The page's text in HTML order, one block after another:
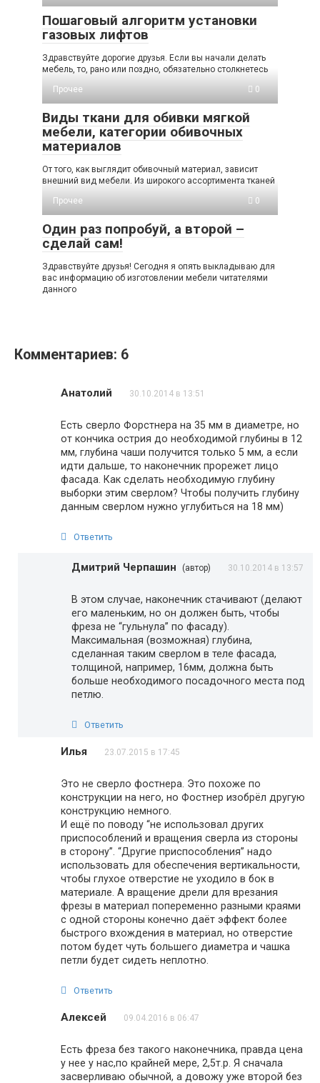
Пошаговый алгоритм установки
газовых лифтов
Здравствуйте дорогие друзья. Если вы начали делать
мебель, то, рано или поздно, обязательно столкнетесь
Прочее
0
Виды ткани для обивки мягкой
мебели, категории обивочных
материалов
От того, как выглядит обивочный материал, зависит
внешний вид мебели. Из широкого ассортимента тканей
Прочее
0
Один раз попробуй, а второй –
сделай сам!
Здравствуйте друзья! Сегодня я опять выкладываю для
вас информацию об изготовлении мебели читателями
данного
Комментариев: 6
Анатолий 30.10.2014 в 13:51
Есть сверло Форстнера на 35 мм в диаметре, но
от кончика острия до необходимой глубины в 12
мм, глубина чаши получится только 5 мм, а если
идти дальше, то наконечник прорежет лицо
фасада. Как сделать необходимую глубину
выборки этим сверлом? Чтобы получить глубину
данным сверлом нужно углубиться на 18 мм)
Ответить
Дмитрий Черпашин (автор) 30.10.2014 в 13:57
В этом случае, наконечник стачивают (делают
его маленьким, но он должен быть, чтобы
фреза не “гульнула” по фасаду).
Максимальная (возможная) глубина,
сделанная таким сверлом в теле фасада,
толщиной, например, 16мм, должна быть
больше необходимого посадочного места под
петлю.
Ответить
Илья 23.07.2015 в 17:45
Это не сверло фостнера. Это похоже по
конструкции на него, но Фостнер изобрёл другую
конструкцию немного.
И ещё по поводу “не использовал других
приспособлений и вращения сверла из стороны
в сторону”. “Другие приспособления” надо
использовать для обеспечения вертикальности,
чтобы глухое отверстие не уходило в бок в
материале. А вращение дрели для врезания
фрезы в материал попеременно разными краями
с одной стороны конечно даёт эффект более
быстрого вхождения в материал, но отверстие
потом будет чуть большего диаметра и чашка
петли будет сидеть неплотно.
Ответить
Алексей 09.04.2016 в 06:47
Есть фреза без такого наконечника, правда цена
у нее у нас,по крайней мере, 2,5т.р. Я сначала
засверливаю обычной, а довожу уже второй без